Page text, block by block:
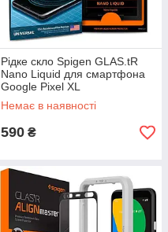
Рідке скло Spigen GLAS.tR
Nano Liquid для смартфона
Google Pixel XL
Немає в наявності
590 ₴